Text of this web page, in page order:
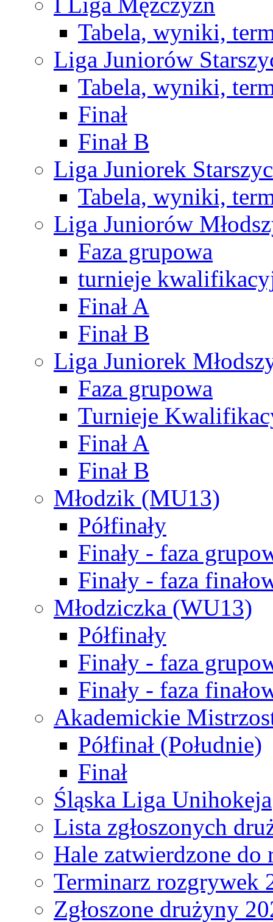
Tabela, wyniki,
Liga Juniorów
Tabela, wyniki,
Finał
Finał B
Liga Juniorek
Tabela, wyniki,
Liga Juniorów
Faza grupowa
turnieje
Finał A
Finał B
Liga Juniorek
Faza grupowa
Turnieje
Finał A
Finał B
Młodzik (MU13)
Półfinały
Finały - faza
Finały - faza
Młodziczka (WU13)
Półfinały
Finały - faza
Finały - faza
Akademickie
Półfinał (Południe)
Finał
Śląska Liga Unihokeja
Lista zgłoszonych
Hale zatwierdzone do
Terminarz rozgrywek
Zgłoszone drużyny